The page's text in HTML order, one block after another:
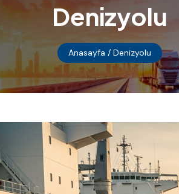
Denizyolu
Anasayfa / Denizyolu